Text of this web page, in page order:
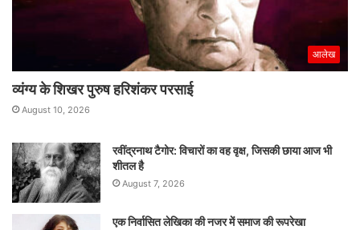
आलेख
व्यंग्य के शिखर पुरुष हरिशंकर परसाई
August 10, 2026
रवींद्रनाथ टैगोर: विचारों का वह वृक्ष, जिसकी छाया आज भी
शीतल है
August 7, 2026
एक निर्वासित लेखिका की नजर में समाज की रूपरेखा